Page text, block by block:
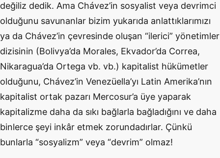
değiliz dedik. Ama Chávez’in sosyalist veya devrimci
olduğunu savunanlar bizim yukarıda anlattıklarımızı
ya da Chávez’in çevresinde oluşan “ilerici” yönetimler
dizisinin (Bolivya’da Morales, Ekvador’da Correa,
Nikaragua’da Ortega vb. vb.) kapitalist hükümetler
olduğunu, Chávez’in Venezüella’yı Latin Amerika’nın
kapitalist ortak pazarı Mercosur’a üye yaparak
kapitalizme daha da sıkı bağlarla bağladığını ve daha
binlerce şeyi inkâr etmek zorundadırlar. Çünkü
bunlarla “sosyalizm” veya “devrim” olmaz!